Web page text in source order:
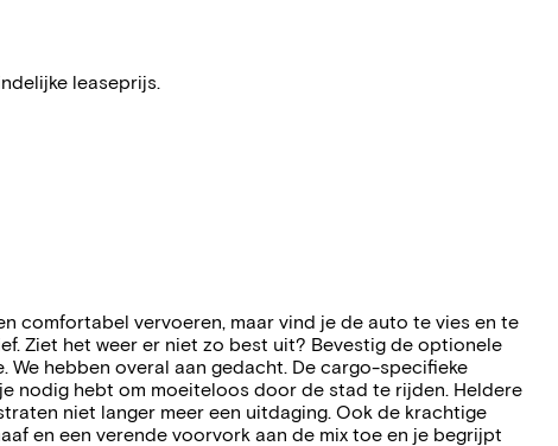
leaseprijs.
comfortabel vervoeren, maar vind je de auto te vies en te
Ziet het weer er niet zo best uit? Bevestig de optionele
hebben overal aan gedacht. De cargo-specifieke
nodig hebt om moeiteloos door de stad te rijden. Heldere
niet langer meer een uitdaging. Ook de krachtige
en een verende voorvork aan de mix toe en je begrijpt